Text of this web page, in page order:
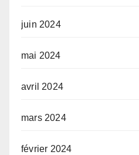
juin 2024
mai 2024
avril 2024
mars 2024
février 2024